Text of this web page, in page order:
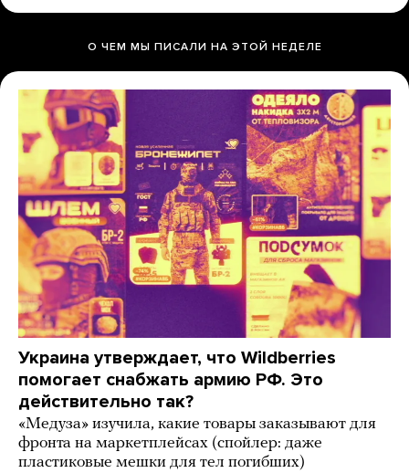
О ЧЕМ МЫ ПИСАЛИ НА ЭТОЙ НЕДЕЛЕ
Украина утверждает, что Wildberries
помогает снабжать армию РФ. Это
действительно так?
«Медуза» изучила, какие товары заказывают для
фронта на маркетплейсах (спойлер: даже
пластиковые мешки для тел погибших)